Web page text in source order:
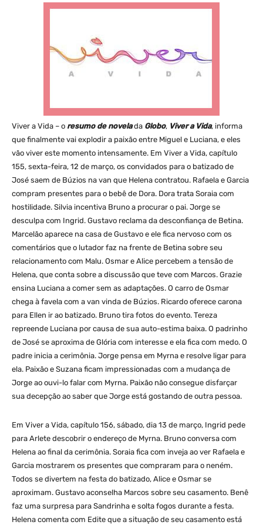
Viver a Vida – o resumo de novelada Globo, Viver a Vida, informa
que finalmente vai explodir a paixão entre Miguel e Luciana, e eles
vão viver este momento intensamente. Em Viver a Vida, capítulo
155, sexta-feira, 12 de março, os convidados para o batizado de
José saem de Búzios na van que Helena contratou. Rafaela e Garcia
compram presentes para o bebê de Dora. Dora trata Soraia com
hostilidade. Silvia incentiva Bruno a procurar o pai. Jorge se
desculpa com Ingrid. Gustavo reclama da desconfiança de Betina.
Marcelão aparece na casa de Gustavo e ele fica nervoso com os
comentários que o lutador faz na frente de Betina sobre seu
relacionamento com Malu. Osmar e Alice percebem a tensão de
Helena, que conta sobre a discussão que teve com Marcos. Grazie
ensina Luciana a comer sem as adaptações. O carro de Osmar
chega à favela com a van vinda de Búzios. Ricardo oferece carona
para Ellen ir ao batizado. Bruno tira fotos do evento. Tereza
repreende Luciana por causa de sua auto-estima baixa. O padrinho
de José se aproxima de Glória com interesse e ela fica com medo. O
padre inicia a cerimônia. Jorge pensa em Myrna e resolve ligar para
ela. Paixão e Suzana ficam impressionadas com a mudança de
Jorge ao ouvi-lo falar com Myrna. Paixão não consegue disfarçar
sua decepção ao saber que Jorge está gostando de outra pessoa.
Em Viver a Vida, capítulo 156, sábado, dia 13 de março, Ingrid pede
para Arlete descobrir o endereço de Myrna. Bruno conversa com
Helena ao final da cerimônia. Soraia fica com inveja ao ver Rafaela e
Garcia mostrarem os presentes que compraram para o neném.
Todos se divertem na festa do batizado, Alice e Osmar se
aproximam. Gustavo aconselha Marcos sobre seu casamento. Benê
faz uma surpresa para Sandrinha e solta fogos durante a festa.
Helena comenta com Edite que a situação de seu casamento está